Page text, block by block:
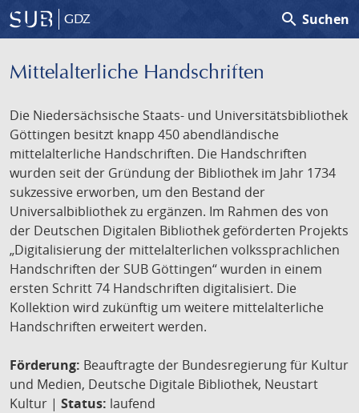
GDZ search Suchen
Mittelalterliche Handschriften
Die Niedersächsische Staats- und Universitätsbibliothek
Göttingen besitzt knapp 450 abendländische
mittelalterliche Handschriften. Die Handschriften
wurden seit der Gründung der Bibliothek im Jahr 1734
sukzessive erworben, um den Bestand der
Universalbibliothek zu ergänzen. Im Rahmen des von
der Deutschen Digitalen Bibliothek geförderten Projekts
„Digitalisierung der mittelalterlichen volkssprachlichen
Handschriften der SUB Göttingen“ wurden in einem
ersten Schritt 74 Handschriften digitalisiert. Die
Kollektion wird zukünftig um weitere mittelalterliche
Handschriften erweitert werden.
Förderung: Beauftragte der Bundesregierung für Kultur
und Medien, Deutsche Digitale Bibliothek, Neustart
Kultur | Status: laufend